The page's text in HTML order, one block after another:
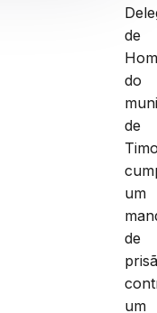
de
do
de
um
de
um